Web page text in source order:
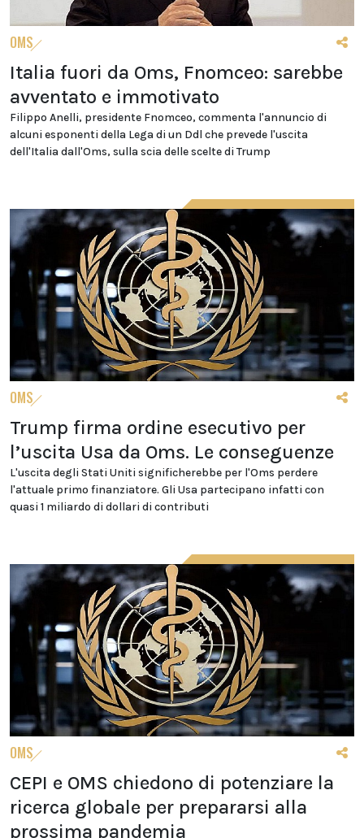
OMS
Italia fuori da Oms, Fnomceo: sarebbe
avventato e immotivato
Filippo Anelli, presidente Fnomceo, commenta l'annuncio di
alcuni esponenti della Lega di un Ddl che prevede l'uscita
dell'Italia dall'Oms, sulla scia delle scelte di Trump
OMS
Trump firma ordine esecutivo per
l’uscita Usa da Oms. Le conseguenze
L'uscita degli Stati Uniti significherebbe per l'Oms perdere
l'attuale primo finanziatore. Gli Usa partecipano infatti con
quasi 1 miliardo di dollari di contributi
OMS
CEPI e OMS chiedono di potenziare la
ricerca globale per prepararsi alla
prossima pandemia